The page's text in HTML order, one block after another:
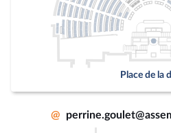
Place de la
@